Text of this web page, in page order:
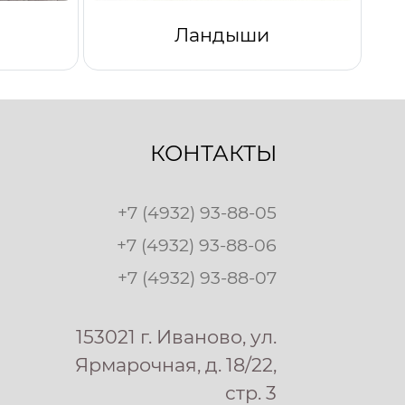
Ландыши
КОНТАКТЫ
+7 (4932) 93-88-05
+7 (4932) 93-88-06
+7 (4932) 93-88-07
153021 г. Иваново, ул.
Ярмарочная, д. 18/22,
стр. 3